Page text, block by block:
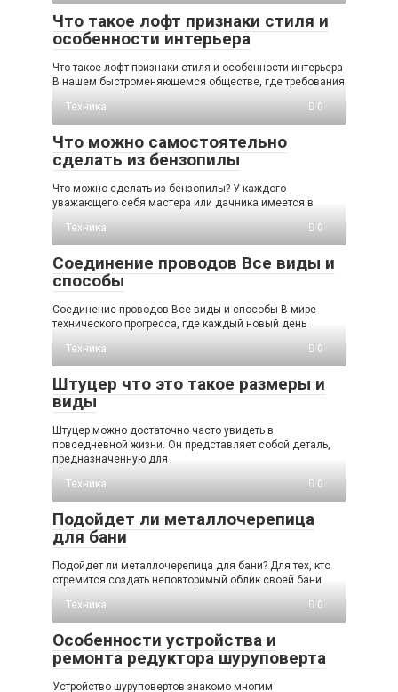
Что такое лофт признаки стиля и
особенности интерьера
Что такое лофт признаки стиля и особенности интерьера
В нашем быстроменяющемся обществе, где требования
Техника
0
Что можно самостоятельно
сделать из бензопилы
Что можно сделать из бензопилы? У каждого
уважающего себя мастера или дачника имеется в
Техника
0
Соединение проводов Все виды и
способы
Соединение проводов Все виды и способы В мире
технического прогресса, где каждый новый день
Техника
0
Штуцер что это такое размеры и
виды
Штуцер можно достаточно часто увидеть в
повседневной жизни. Он представляет собой деталь,
предназначенную для
Техника
0
Подойдет ли металлочерепица
для бани
Подойдет ли металлочерепица для бани? Для тех, кто
стремится создать неповторимый облик своей бани
Техника
0
Особенности устройства и
ремонта редуктора шуруповерта
Устройство шуруповертов знакомо многим